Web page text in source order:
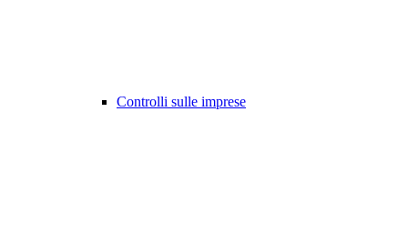
Controlli sulle imprese